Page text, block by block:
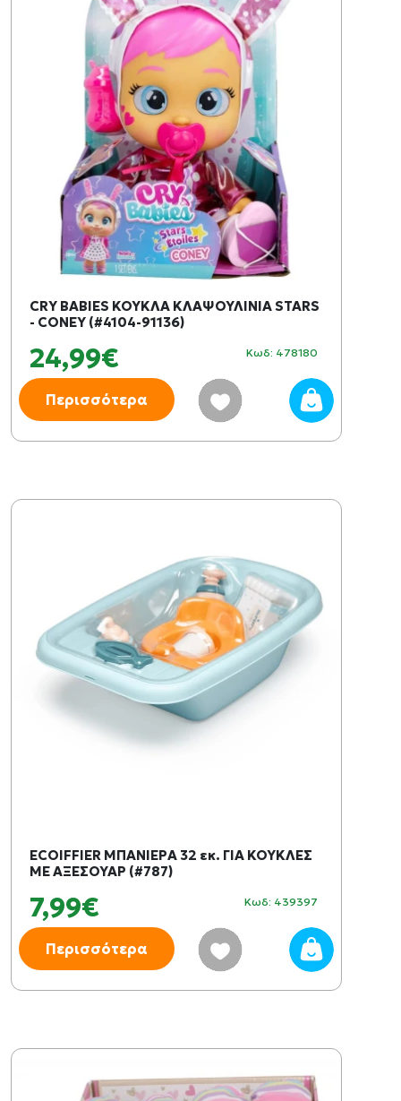
CRY BABIES ΚΟΥΚΛΑ ΚΛΑΨΟΥΛΙΝΙΑ STARS
- CONEY (#4104-91136)
24,99€ Κωδ: 478180
Περισσότερα
ECOIFFIER ΜΠΑΝΙΕΡΑ 32 εκ. ΓΙΑ ΚΟΥΚΛΕΣ
ΜΕ ΑΞΕΣΟΥΑΡ (#787)
7,99€ Κωδ: 439397
Περισσότερα